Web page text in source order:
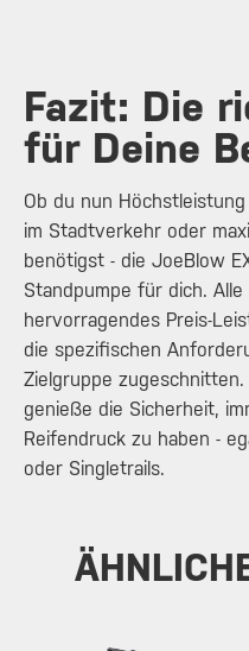
Fazit: Die
für Deine
Ob du nun
im Stadtverkehr oder
benötigst - die JoeBlow
Standpumpe für dich.
hervorragendes Preis-
die spezifischen
Zielgruppe
genieße die Sicherheit,
Reifendruck zu haben -
oder Singletrails.